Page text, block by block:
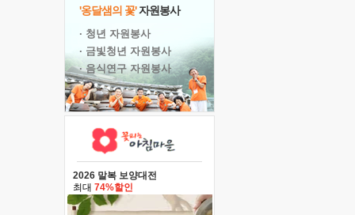
'옹달샘의 꽃'자원봉사
· 청년 자원봉사
· 금빛청년 자원봉사
· 음식연구 자원봉사
2026 말복 보양대전
최대 74%할인